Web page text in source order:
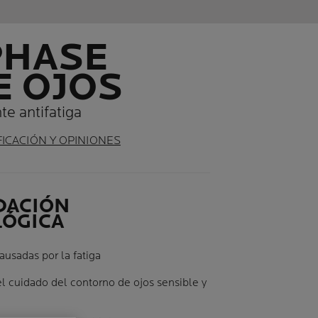
OJOS
antifatiga
Y OPINIONES
por la fatiga
cuidado del contorno de ojos sensible y